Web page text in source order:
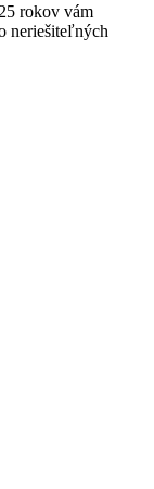
rokov vám
neriešiteľných